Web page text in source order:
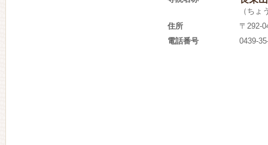
（ち
住所
〒292-
電話番号
0439-